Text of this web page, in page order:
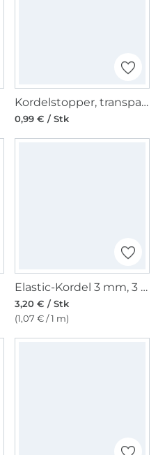
Kordelstopper, transparent 15 mm
0,99 € / Stk
Elastic-Kordel 3 mm, 3 Meter, schwarz
3,20 € / Stk
(1,07 € / 1 m)